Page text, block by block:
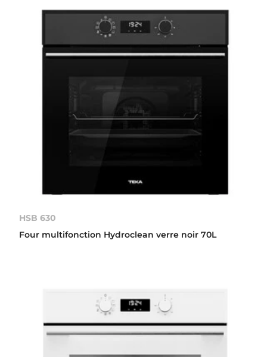
HSB 630
Four multifonction Hydroclean verre noir 70L